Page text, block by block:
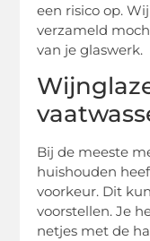
een risico op.
verzameld
van je glaswerk.
Bij de meeste
huishouden
voorkeur. Dit
voorstellen. Je
netjes met de